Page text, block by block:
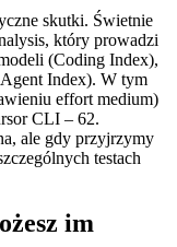
skutki. Świetnie
który prowadzi
(Coding Index),
Index). W tym
effort medium)
CLI – 62.
ale gdy przyjrzymy
testach
im